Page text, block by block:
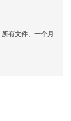
所有文件、 一个月